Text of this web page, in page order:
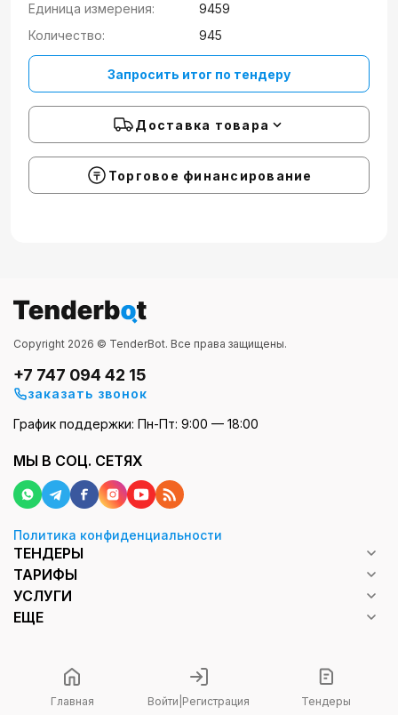
Главная Войти Регистрация Тендеры
Единица измерения:
9459
Количество:
945
Запросить итог по тендеру
Доставка товара
Торговое финансирование
Copyright 2026 © TenderBot. Все права защищены.
+7 747 094 42 15
заказать звонок
График поддержки: Пн-Пт: 9:00 — 18:00
МЫ В СОЦ. СЕТЯХ
Политика конфиденциальности
ТЕНДЕРЫ
ТАРИФЫ
УСЛУГИ
ЕЩЕ